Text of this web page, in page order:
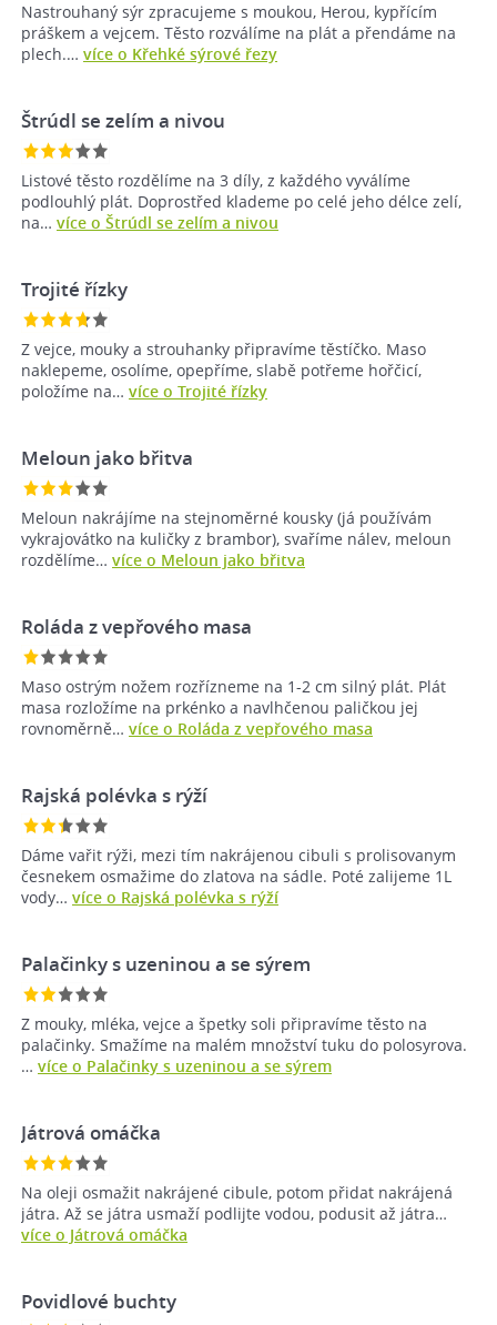
Nastrouhaný sýr zpracujeme s moukou, Herou, kypřícím
práškem a vejcem. Těsto rozválíme na plát a přendáme na
plech.… více o Křehké sýrové řezy
Štrúdl se zelím a nivou
Listové těsto rozdělíme na 3 díly, z každého vyválíme
podlouhlý plát. Doprostřed klademe po celé jeho délce zelí,
na… více o Štrúdl se zelím a nivou
Trojité řízky
Z vejce, mouky a strouhanky připravíme těstíčko. Maso
naklepeme, osolíme, opepříme, slabě potřeme hořčicí,
položíme na… více o Trojité řízky
Meloun jako břitva
Meloun nakrájíme na stejnoměrné kousky (já používám
vykrajovátko na kuličky z brambor), svaříme nálev, meloun
rozdělíme… více o Meloun jako břitva
Roláda z vepřového masa
Maso ostrým nožem rozřízneme na 1-2 cm silný plát. Plát
masa rozložíme na prkénko a navlhčenou paličkou jej
rovnoměrně… více o Roláda z vepřového masa
Rajská polévka s rýží
Dáme vařit rýži, mezi tím nakrájenou cibuli s prolisovanym
česnekem osmažime do zlatova na sádle. Poté zalijeme 1L
vody… více o Rajská polévka s rýží
Palačinky s uzeninou a se sýrem
Z mouky, mléka, vejce a špetky soli připravíme těsto na
palačinky. Smažíme na malém množství tuku do polosyrova.
… více o Palačinky s uzeninou a se sýrem
Játrová omáčka
Na oleji osmažit nakrájené cibule, potom přidat nakrájená
játra. Až se játra usmaží podlijte vodou, podusit až játra…
více o Játrová omáčka
Povidlové buchty